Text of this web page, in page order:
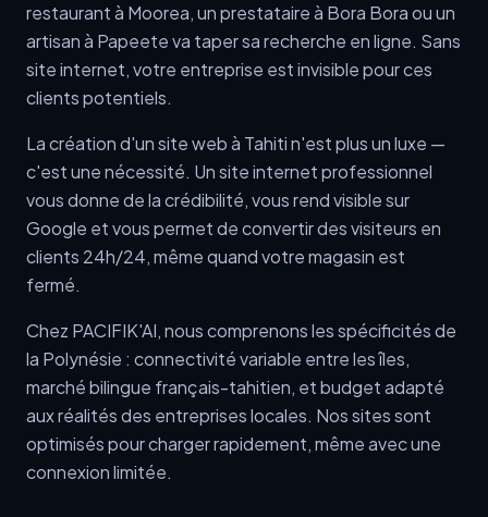
restaurant à Moorea, un prestataire à Bora Bora ou un
artisan à Papeete va taper sa recherche en ligne. Sans
site internet, votre entreprise est invisible pour ces
clients potentiels.
La création d'un site web à Tahiti n'est plus un luxe —
c'est une nécessité. Un site internet professionnel
vous donne de la crédibilité, vous rend visible sur
Google et vous permet de convertir des visiteurs en
clients 24h/24, même quand votre magasin est
fermé.
Chez PACIFIK'AI, nous comprenons les spécificités de
la Polynésie : connectivité variable entre les îles,
marché bilingue français-tahitien, et budget adapté
aux réalités des entreprises locales. Nos sites sont
optimisés pour charger rapidement, même avec une
connexion limitée.